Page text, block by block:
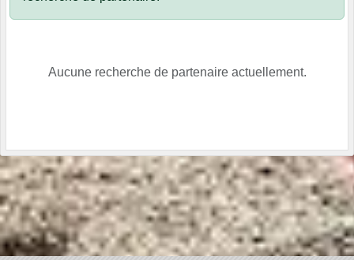
Aucune recherche de partenaire actuellement.